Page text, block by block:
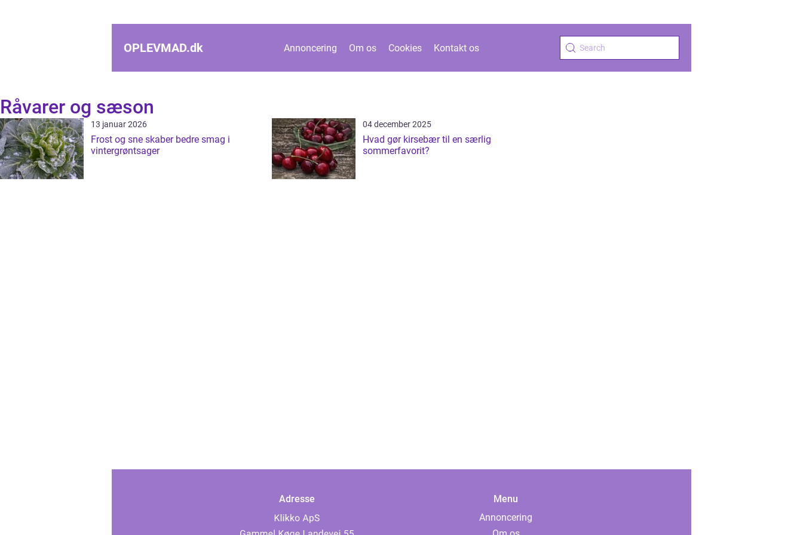
OPLEVMAD.dk Annoncering Om os Cookies Kontakt os
Råvarer og sæson
13 januar 2026
Frost og sne skaber bedre smag i
vintergrøntsager
04 december 2025
Hvad gør kirsebær til en særlig
sommerfavorit?
Adresse
Menu
Annoncering